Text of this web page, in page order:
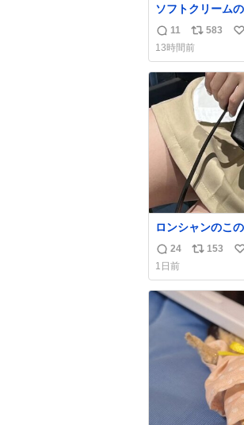
ソフトクリーム
返
信
数
11
リ
ポ
ス
ト
数
583
い
ね
数
13時間前
ロンシャンのこ
らないのにセー
なのが反則級に
ーデが格上げされ
返
信
数
24
リ
ス
ト
数
153
い
ね
数
1日前